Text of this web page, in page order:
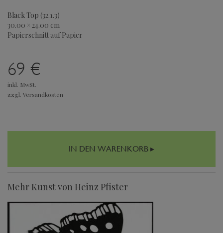
Black Top (32.1.3)
30.00 × 24.00 cm
Papierschnitt auf Papier
69 €
inkl. MwSt.
zzgl. Versandkosten
IN DEN WARENKORB ▸
Mehr Kunst von Heinz Pfister